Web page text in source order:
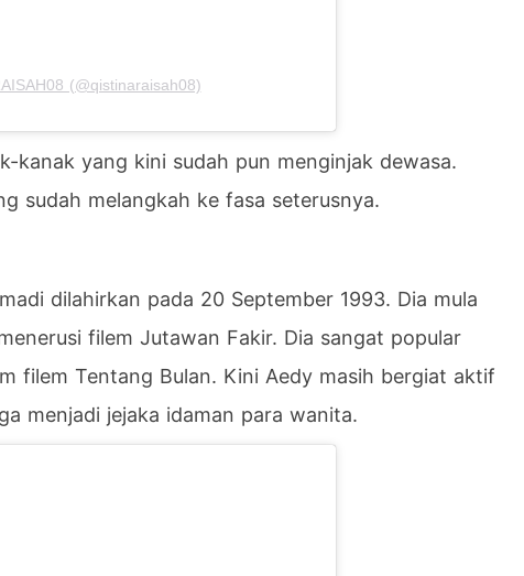
(@qistinaraisah08)
kanak yang kini sudah pun menginjak dewasa.
sudah melangkah ke fasa seterusnya.
dilahirkan pada 20 September 1993. Dia mula
filem Jutawan Fakir. Dia sangat popular
filem Tentang Bulan. Kini Aedy masih bergiat aktif
menjadi jejaka idaman para wanita.